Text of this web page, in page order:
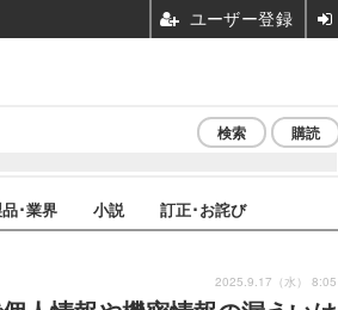
検索 購読
品･業界 小説 訂正･お詫び
2025.9.17（水） 8:05
ユーザー登録